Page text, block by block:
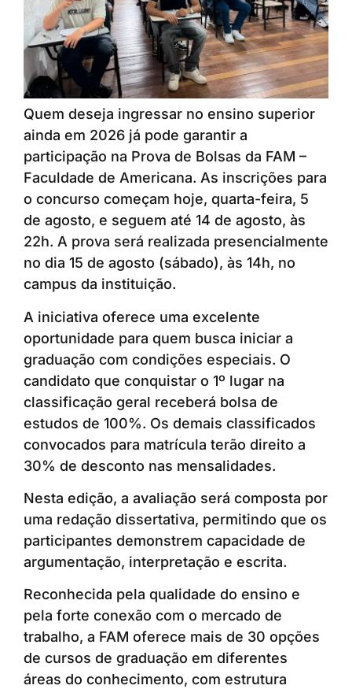
Quem deseja ingressar no ensino superior
ainda em 2026 já pode garantir a
participação na Prova de Bolsas da FAM –
Faculdade de Americana. As inscrições para
o concurso começam hoje, quarta-feira, 5
de agosto, e seguem até 14 de agosto, às
22h. A prova será realizada presencialmente
no dia 15 de agosto (sábado), às 14h, no
campus da instituição.
A iniciativa oferece uma excelente
oportunidade para quem busca iniciar a
graduação com condições especiais. O
candidato que conquistar o 1º lugar na
classificação geral receberá bolsa de
estudos de 100%. Os demais classificados
convocados para matrícula terão direito a
30% de desconto nas mensalidades.
Nesta edição, a avaliação será composta por
uma redação dissertativa, permitindo que os
participantes demonstrem capacidade de
argumentação, interpretação e escrita.
Reconhecida pela qualidade do ensino e
pela forte conexão com o mercado de
trabalho, a FAM oferece mais de 30 opções
de cursos de graduação em diferentes
áreas do conhecimento, com estrutura